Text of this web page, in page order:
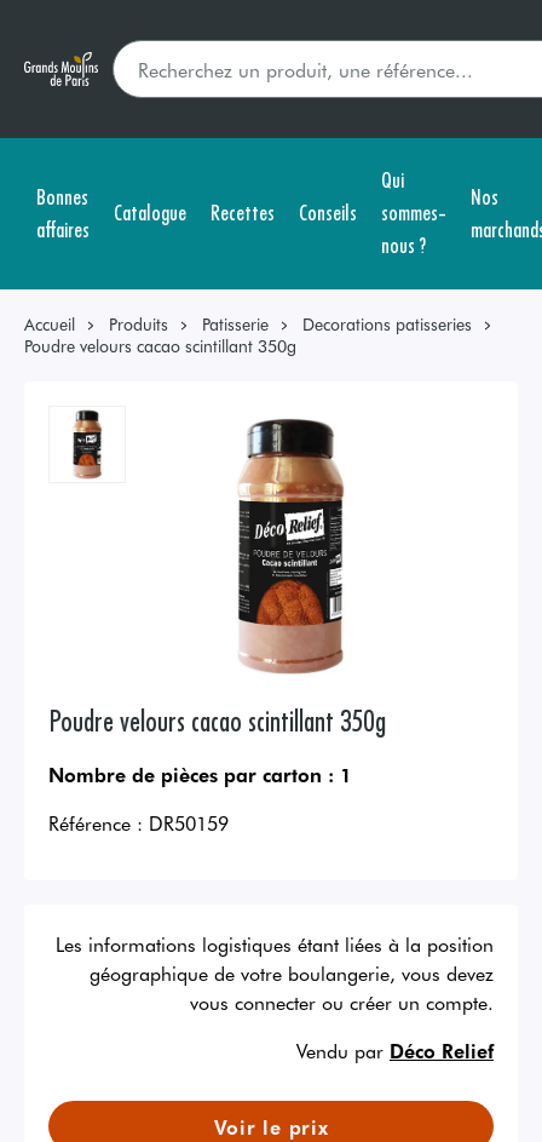
Bonnes
affaires
Catalogue Recettes Conseils
Qui
sommes-
nous ?
Nos
Accueil Produits Patisserie
Decorations patisseries
Poudre velours cacao scintillant 350g
Poudre velours cacao scintillant 350g
Nombre de pièces par carton : 1
Référence : DR50159
Les informations logistiques étant liées à la position
géographique de votre boulangerie, vous devez
vous connecter ou créer un compte.
Vendu par Déco Relief
Voir le prix